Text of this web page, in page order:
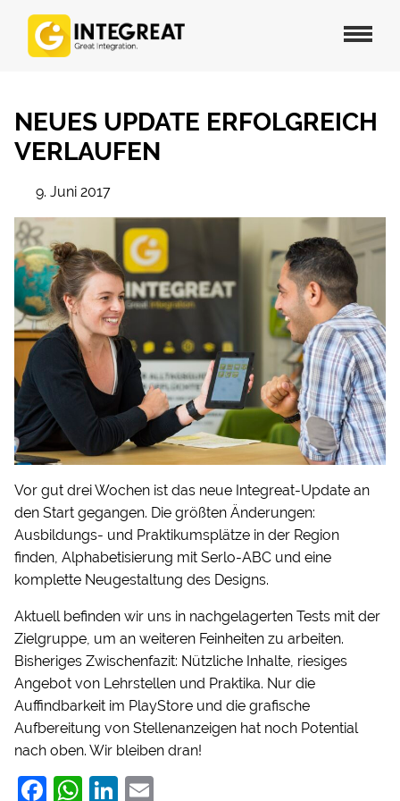
NEUES UPDATE ERFOLGREICH
VERLAUFEN
9. Juni 2017
Vor gut drei Wochen ist das neue Integreat-Update an
den Start gegangen. Die größten Änderungen:
Ausbildungs- und Praktikumsplätze in der Region
finden, Alphabetisierung mit Serlo-ABC und eine
komplette Neugestaltung des Designs.
Aktuell befinden wir uns in nachgelagerten Tests mit der
Zielgruppe, um an weiteren Feinheiten zu arbeiten.
Bisheriges Zwischenfazit: Nützliche Inhalte, riesiges
Angebot von Lehrstellen und Praktika. Nur die
Auffindbarkeit im PlayStore und die grafische
Aufbereitung von Stellenanzeigen hat noch Potential
nach oben. Wir bleiben dran!
F W Li